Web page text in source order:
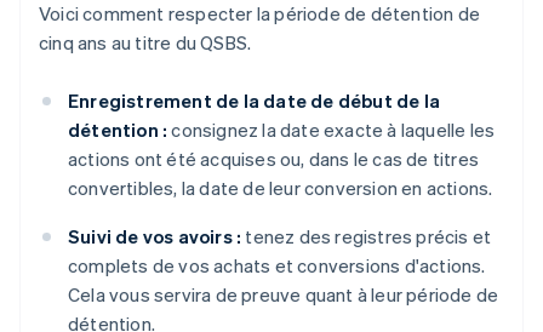
Voici comment respecter la période de détention de
cinq ans au titre du QSBS.
Enregistrement de la date de début de la
détention : consignez la date exacte à laquelle les
actions ont été acquises ou, dans le cas de titres
convertibles, la date de leur conversion en actions.
Suivi de vos avoirs : tenez des registres précis et
complets de vos achats et conversions d'actions.
Cela vous servira de preuve quant à leur période de
détention.